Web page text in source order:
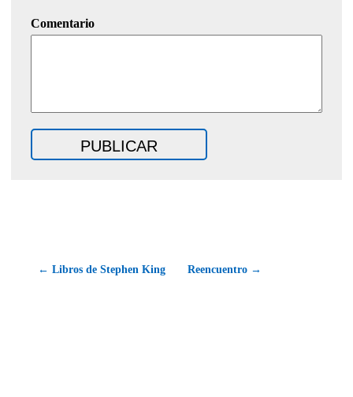
Comentario
← Libros de Stephen King Reencuentro →